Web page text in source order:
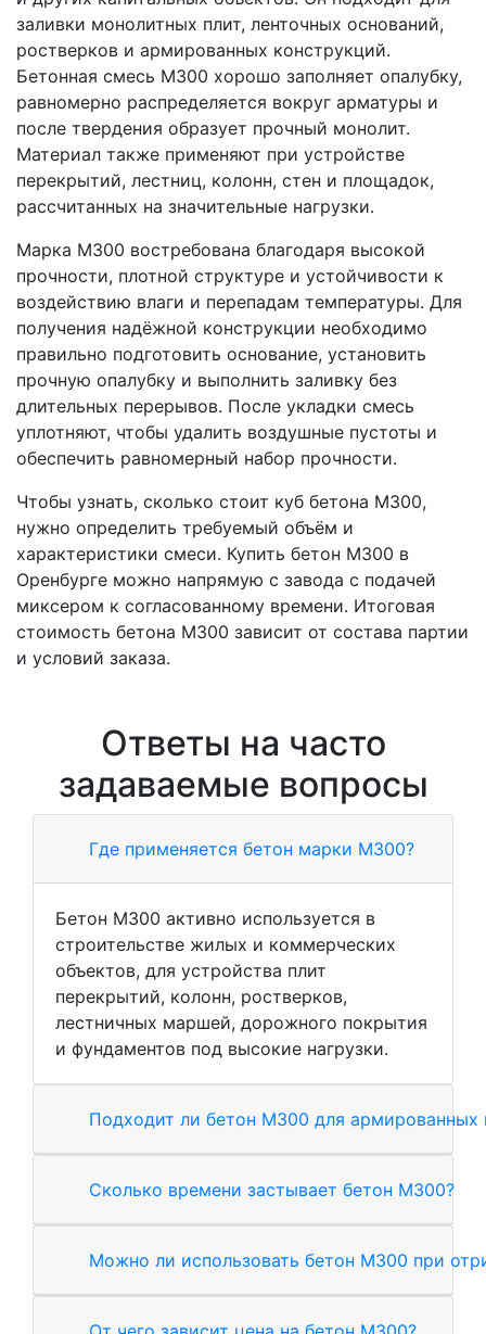
заливки монолитных плит, ленточных оснований,
ростверков и армированных конструкций.
Бетонная смесь М300 хорошо заполняет опалубку,
равномерно распределяется вокруг арматуры и
после твердения образует прочный монолит.
Материал также применяют при устройстве
перекрытий, лестниц, колонн, стен и площадок,
рассчитанных на значительные нагрузки.
Марка М300 востребована благодаря высокой
прочности, плотной структуре и устойчивости к
воздействию влаги и перепадам температуры. Для
получения надёжной конструкции необходимо
правильно подготовить основание, установить
прочную опалубку и выполнить заливку без
длительных перерывов. После укладки смесь
уплотняют, чтобы удалить воздушные пустоты и
обеспечить равномерный набор прочности.
Чтобы узнать, сколько стоит куб бетона М300,
нужно определить требуемый объём и
характеристики смеси. Купить бетон М300 в
Оренбурге можно напрямую с завода с подачей
миксером к согласованному времени. Итоговая
стоимость бетона М300 зависит от состава партии
и условий заказа.
Ответы на часто
задаваемые вопросы
Где применяется бетон марки М300?
Бетон М300 активно используется в
строительстве жилых и коммерческих
объектов, для устройства плит
перекрытий, колонн, ростверков,
лестничных маршей, дорожного покрытия
и фундаментов под высокие нагрузки.
Подходит ли бетон М300 для армированных
Сколько времени застывает бетон М300?
Можно ли использовать бетон М300 при